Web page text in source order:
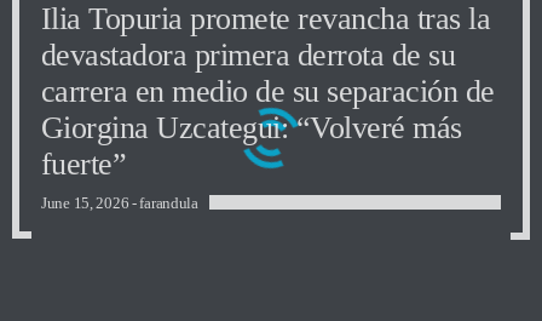
Ilia Topuria promete revancha tras la
devastadora primera derrota de su
carrera en medio de su separación de
Giorgina Uzcategui: “Volveré más
fuerte”
June 15, 2026 -farandula